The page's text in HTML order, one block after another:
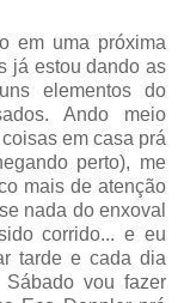
em uma próxima
já estou dando as
elementos do
Ando meio
em casa prá
perto), me
mais de atenção
nada do enxoval
corrido... e eu
tarde e cada dia
vou fazer